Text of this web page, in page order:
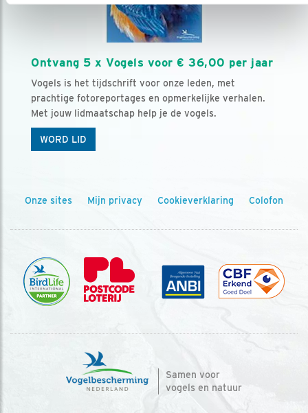
Ontvang 5 x Vogels voor € 36,00 per jaar
Vogels is het tijdschrift voor onze leden, met
prachtige fotoreportages en opmerkelijke verhalen.
Met jouw lidmaatschap help je de vogels.
WORD LID
Onze sites Mijn privacy Cookieverklaring Colofon
Samen voor
vogels en natuur